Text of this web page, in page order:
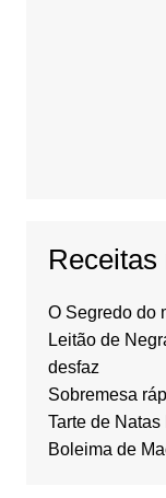
Receitas
O Segredo do
Leitão de
desfaz
Sobremesa
Tarte de
Boleima de